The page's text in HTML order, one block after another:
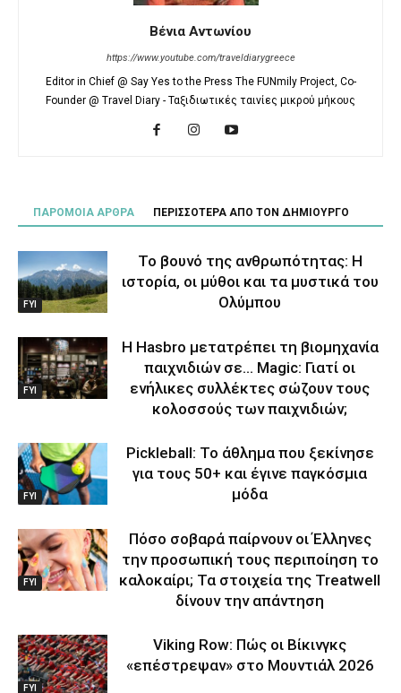
Βένια Αντωνίου
https://www.youtube.com/traveldiarygreece
Editor in Chief @ Say Yes to the Press The FUNmily Project, Co-
Founder @ Travel Diary - Ταξιδιωτικές ταινίες μικρού μήκους
ΠΑΡΟΜΟΙΑ ΑΡΘΡΑ ΠΕΡΙΣΣΟΤΕΡΑ ΑΠΟ ΤΟΝ ΔΗΜΙΟΥΡΓΟ
FYI
Το βουνό της ανθρωπότητας: Η
ιστορία, οι μύθοι και τα μυστικά του
Ολύμπου
FYI
Η Hasbro μετατρέπει τη βιομηχανία
παιχνιδιών σε… Magic: Γιατί οι
ενήλικες συλλέκτες σώζουν τους
κολοσσούς των παιχνιδιών;
FYI
Pickleball: Το άθλημα που ξεκίνησε
για τους 50+ και έγινε παγκόσμια
μόδα
FYI
Πόσο σοβαρά παίρνουν οι Έλληνες
την προσωπική τους περιποίηση το
καλοκαίρι; Τα στοιχεία της Treatwell
δίνουν την απάντηση
FYI
Viking Row: Πώς οι Βίκινγκς
«επέστρεψαν» στο Μουντιάλ 2026